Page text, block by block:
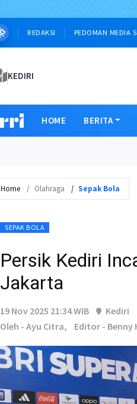
REDAKSI PEDOMAN MEDIA
KEDIRI
HOME BERITA
Home Olahraga Sepak Bola
SEPAK BOLA
Persik Kediri
Jakarta
19 Nov 2025 21:34 WIB
Kediri
Oleh - Ayu Citra,
Editor - Benny